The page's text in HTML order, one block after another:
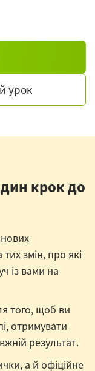
урок
крок до
змін, про які
із вами на
того, щоб ви
отримувати
результат.
а й офіційне